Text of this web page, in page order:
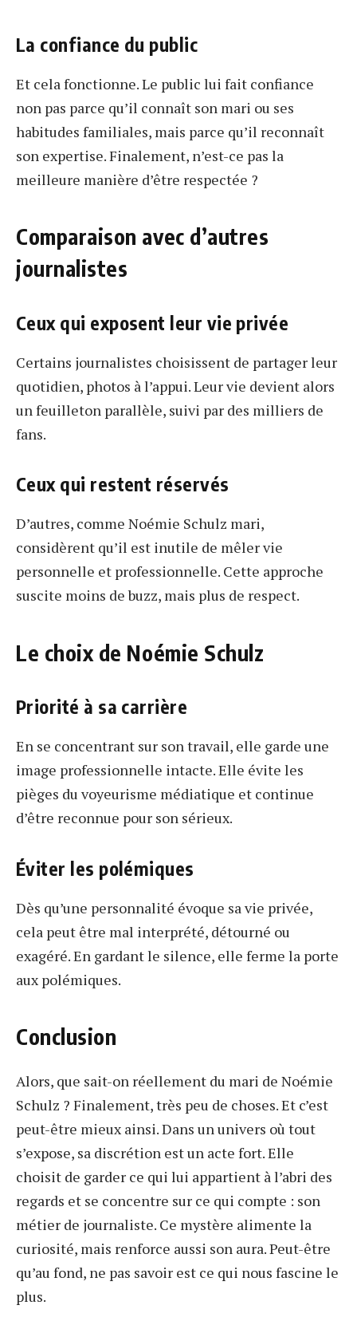
La confiance du public
Et cela fonctionne. Le public lui fait confiance
non pas parce qu’il connaît son mari ou ses
habitudes familiales, mais parce qu’il reconnaît
son expertise. Finalement, n’est-ce pas la
meilleure manière d’être respectée ?
Comparaison avec d’autres
journalistes
Ceux qui exposent leur vie privée
Certains journalistes choisissent de partager leur
quotidien, photos à l’appui. Leur vie devient alors
un feuilleton parallèle, suivi par des milliers de
fans.
Ceux qui restent réservés
D’autres, comme Noémie Schulz mari,
considèrent qu’il est inutile de mêler vie
personnelle et professionnelle. Cette approche
suscite moins de buzz, mais plus de respect.
Le choix de Noémie Schulz
Priorité à sa carrière
En se concentrant sur son travail, elle garde une
image professionnelle intacte. Elle évite les
pièges du voyeurisme médiatique et continue
d’être reconnue pour son sérieux.
Éviter les polémiques
Dès qu’une personnalité évoque sa vie privée,
cela peut être mal interprété, détourné ou
exagéré. En gardant le silence, elle ferme la porte
aux polémiques.
Conclusion
Alors, que sait-on réellement du mari de Noémie
Schulz ? Finalement, très peu de choses. Et c’est
peut-être mieux ainsi. Dans un univers où tout
s’expose, sa discrétion est un acte fort. Elle
choisit de garder ce qui lui appartient à l’abri des
regards et se concentre sur ce qui compte : son
métier de journaliste. Ce mystère alimente la
curiosité, mais renforce aussi son aura. Peut-être
qu’au fond, ne pas savoir est ce qui nous fascine le
plus.